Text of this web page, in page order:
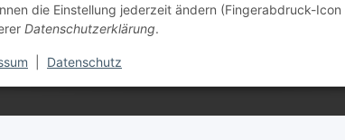
die Einstellung jederzeit ändern (Fingerabdruck-
Datenschutzerklärung.
Datenschutz
Informationen